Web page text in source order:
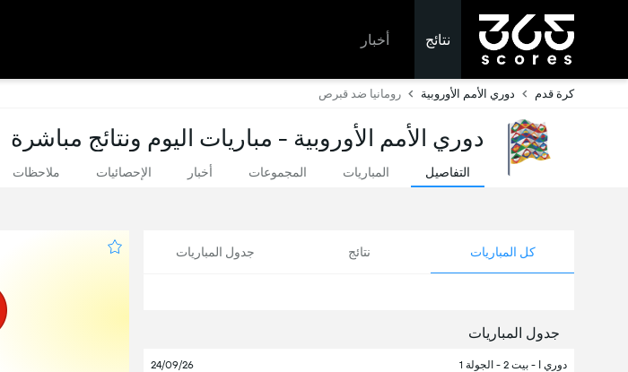
نتائج أخبار
كرة قدم دوري الأمم الأوروبية رومانيا ضد قبرص
دوري الأمم الأوروبية - مباريات اليوم ونتائج مباشرة
التفاصيل المباريات المجموعات أخبار الإحصائيات ملاحظات
كل المباريات نتائج جدول المباريات
جدول المباريات
دوري ا - بيت 2 - الجولة 1 24/09/26